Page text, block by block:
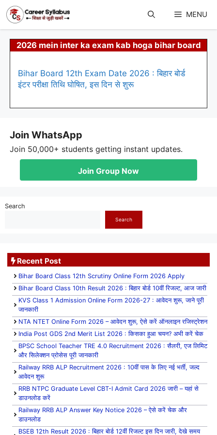
content
MENU
2026 mein inter ka exam kab hoga bihar board
Bihar Board 12th Exam Date 2026 : बिहार बोर्ड
इंटर परीक्षा तिथि घोषित, इस दिन से शुरू
Join WhatsApp
Join 50,000+ students getting instant updates.
Join Group Now
Search
Search
Recent Post
Bihar Board Class 12th Scrutiny Online Form 2026 Apply
Bihar Board Class 10th Result 2026 : बिहार बोर्ड 10वीं रिजल्ट, आज जारी
KVS Class 1 Admission Online Form 2026-27 : आवेदन शुरू, जाने पूरी
जानकारी
NTA NTET Online Form 2026 – आवेदन शुरू, ऐसे करें ऑनलाइन रजिस्ट्रेशन
India Post GDS 2nd Merit List 2026 : किसका हुआ चयन? अभी करें चेक
BPSC School Teacher TRE 4.0 Recruitment 2026 : सैलरी, एज लिमिट
और सिलेक्शन प्रोसेस पूरी जानकारी
Railway RRB ALP Recruitment 2026 : 10वीं पास के लिए नई भर्ती, जल्द
आवेदन शुरू
RRB NTPC Graduate Level CBT-I Admit Card 2026 जारी – यहां से
डाउनलोड करें
Railway RRB ALP Answer Key Notice 2026 – ऐसे करें चेक और
डाउनलोड
BSEB 12th Result 2026 : बिहार बोर्ड 12वीं रिजल्ट इस दिन जारी, देखे समय